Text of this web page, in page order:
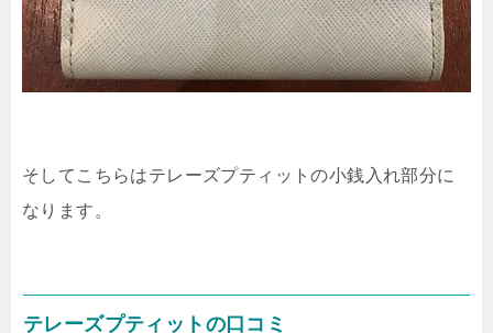
そしてこちらはテレーズプティットの小銭入れ部分に
なります。
テレーズプティットの口コミ